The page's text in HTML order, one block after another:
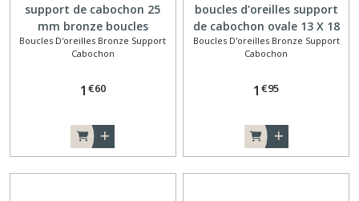
support de cabochon 25
mm bronze boucles
d'oreilles coeur
Boucles D'oreilles Bronze Support
Cabochon
1 €60
boucles d'oreilles support
de cabochon ovale 13 X 18
mm coeur goutte bronze
Boucles D'oreilles Bronze Support
Cabochon
1 €95